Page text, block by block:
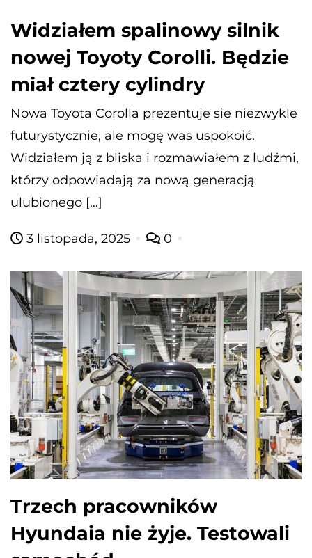
Widziałem spalinowy silnik
nowej Toyoty Corolli. Będzie
miał cztery cylindry
Nowa Toyota Corolla prezentuje się niezwykle
futurystycznie, ale mogę was uspokoić.
Widziałem ją z bliska i rozmawiałem z ludźmi,
którzy odpowiadają za nową generacją
ulubionego […]
3 listopada, 2025 0
Trzech pracowników
Hyundaia nie żyje. Testowali